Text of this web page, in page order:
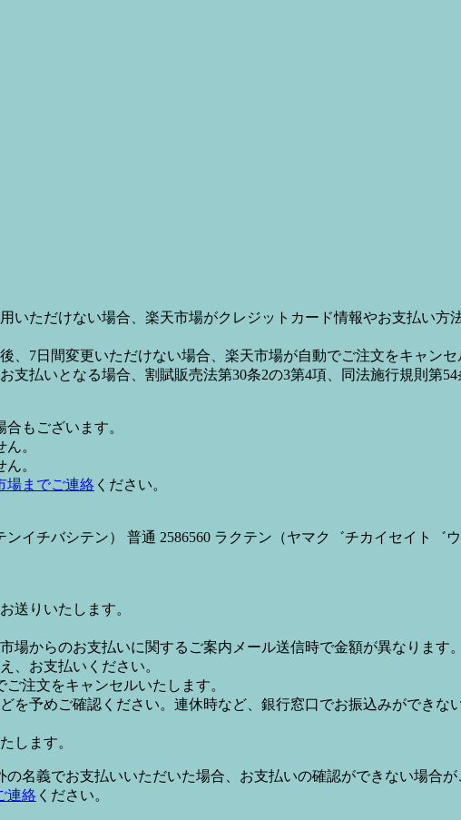
いただけない場合、楽天市場がクレジットカード情報やお支払い方
、7日間変更いただけない場合、楽天市場が自動でご注文をキャンセ
払いとなる場合、割賦販売法第30条2の3第4項、同法施行規則第
もございます。
。
。
場までご連絡 ください。
イチバシテン） 普通 2586560 ラクテン（ヤマク゛チカイセイト゛ウ
送りいたします。
場からのお支払いに関するご案内メール送信時で金額が異なります。
、お支払いください。
注文をキャンセルいたします。
を予めご確認ください。連休時など、銀行窓口でお振込みができな
します。
名義でお支払いいただいた場合、お支払いの確認ができない場合が
連絡 ください。